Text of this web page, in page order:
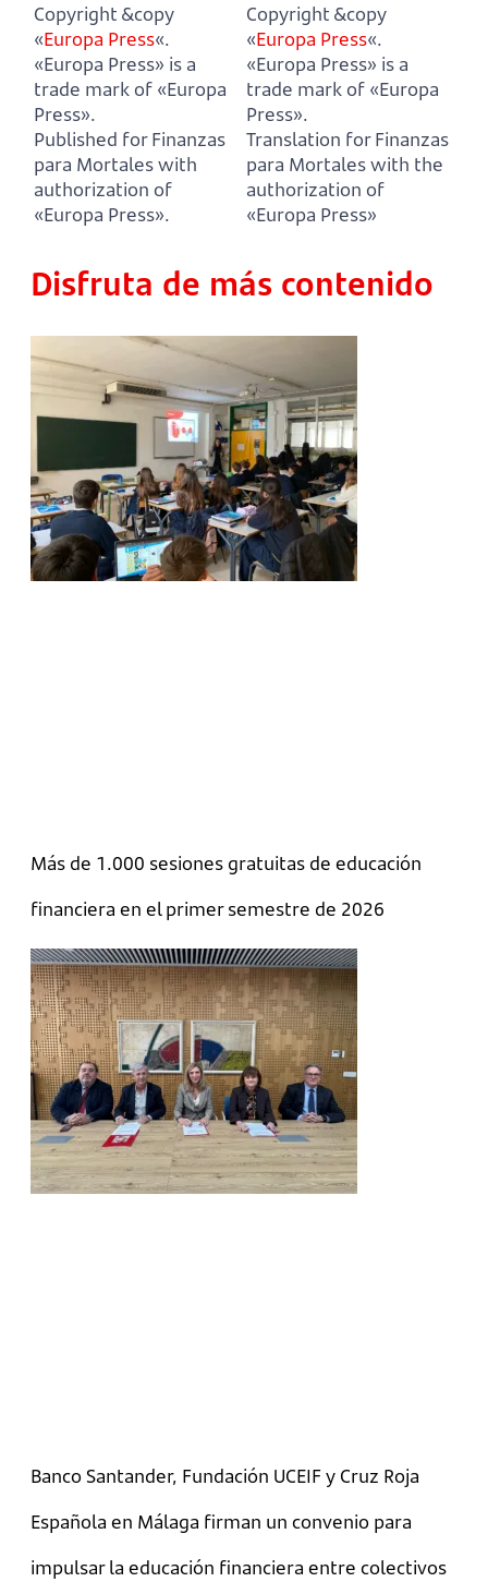
Copyright &copy
«Europa Press«.
«Europa Press» is a
trade mark of «Europa
Press».
Published for Finanzas
para Mortales with
authorization of
«Europa Press».
Copyright &copy
«Europa Press«.
«Europa Press» is a
trade mark of «Europa
Press».
Translation for Finanzas
para Mortales with the
authorization of
«Europa Press»
Disfruta de más contenido
Más de 1.000 sesiones gratuitas de educación
financiera en el primer semestre de 2026
Banco Santander, Fundación UCEIF y Cruz Roja
Española en Málaga firman un convenio para
impulsar la educación financiera entre colectivos